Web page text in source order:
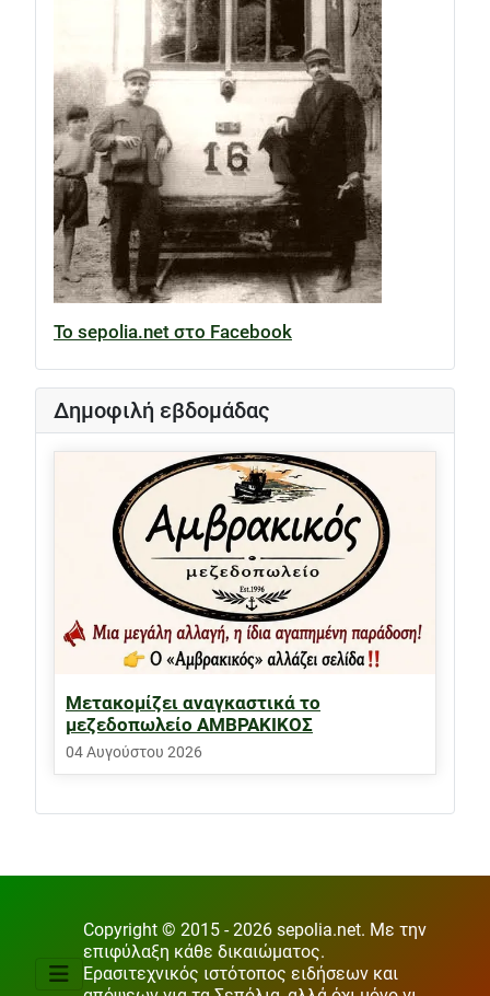
Το sepolia.net στο Facebook
Δημοφιλή εβδομάδας
Μετακομίζει αναγκαστικά το
μεζεδοπωλείο ΑΜΒΡΑΚΙΚΟΣ
04 Αυγούστου 2026
Copyright © 2015 - 2026 sepolia.net. Με την
επιφύλαξη κάθε δικαιώματος.
Ερασιτεχνικός ιστότοπος ειδήσεων και